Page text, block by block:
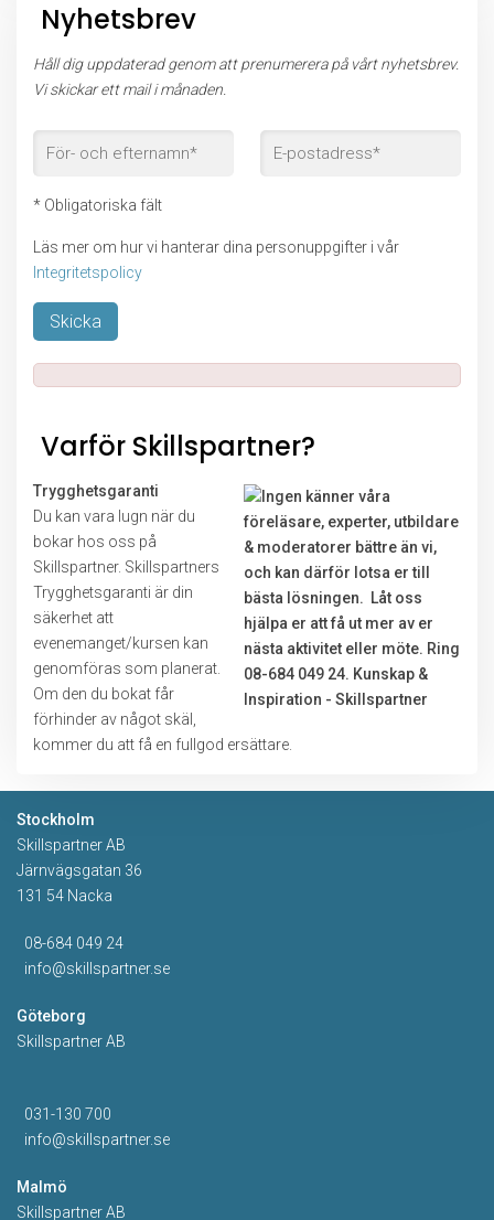
Nyhetsbrev
Håll dig uppdaterad genom att prenumerera på vårt nyhetsbrev.
Vi skickar ett mail i månaden.
* Obligatoriska fält
Läs mer om hur vi hanterar dina personuppgifter i vår
Integritetspolicy
Lämna detta fält tomt.
Varför Skillspartner?
Trygghetsgaranti
Du kan vara lugn när du
bokar hos oss på
Skillspartner. Skillspartners
Trygghetsgaranti är din
säkerhet att
evenemanget/kursen kan
genomföras som planerat.
Om den du bokat får
förhinder av något skäl,
kommer du att få en fullgod ersättare.
Stockholm
Skillspartner AB
Järnvägsgatan 36
131 54 Nacka
08-684 049 24
info@skillspartner.se
Göteborg
Skillspartner AB
031-130 700
info@skillspartner.se
Malmö
Skillspartner AB